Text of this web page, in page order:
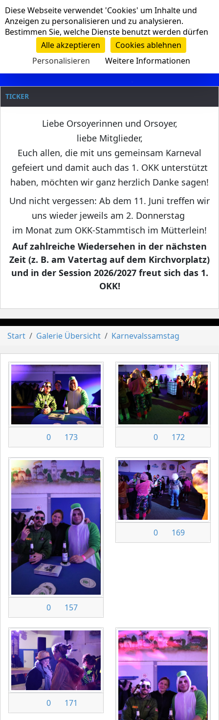
Navigation
Clanname
TICKER
Liebe Orsoyerinnen und Orsoyer,
liebe Mitglieder,
Euch allen, die mit uns gemeinsam Karneval
gefeiert und damit auch das 1. OKK unterstützt
haben, möchten wir ganz herzlich Danke sagen!
Und nicht vergessen: Ab dem 11. Juni treffen wir
uns wieder jeweils am 2. Donnerstag
im Monat zum OKK-Stammtisch im Mütterlein!
Auf zahlreiche Wiedersehen in der nächsten
Zeit (z. B. am Vatertag auf dem Kirchvorplatz)
und in der Session 2026/2027 freut sich das 1.
OKK!
Start Galerie Übersicht Karnevalssamstag
0 173 0 172
0 157
0 169
0 171
Cookie-Einstellungen
Diese Webseite verwendet 'Cookies' um Inhalte und
Anzeigen zu personalisieren und zu analysieren.
Bestimmen Sie, welche Dienste benutzt werden dürfen
Alle akzeptieren
Cookies ablehnen
Personalisieren
Weitere Informationen